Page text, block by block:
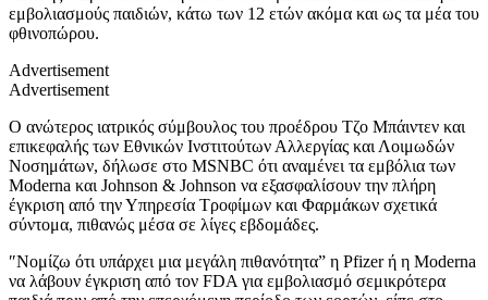
εμβολιασμούς παιδιών, κάτω των 12 ετών ακόμα και ως τα μέα του
φθινοπώρου.
Advertisement
Advertisement
Ο ανώτερος ιατρικός σύμβουλος του προέδρου Τζο Μπάιντεν και
επικεφαλής των Εθνικών Ινστιτούτων Αλλεργίας και Λοιμωδών
Νοσημάτων, δήλωσε στο MSNBC ότι αναμένει τα εμβόλια των
Moderna και Johnson & Johnson να εξασφαλίσουν την πλήρη
έγκριση από την Υπηρεσία Τροφίμων και Φαρμάκων σχετικά
σύντομα, πιθανώς μέσα σε λίγες εβδομάδες.
″Νομίζω ότι υπάρχει μια μεγάλη πιθανότητα” η Pfizer ή η Moderna
να λάβουν έγκριση από τον FDA για εμβολιασμό σεμικρότερα